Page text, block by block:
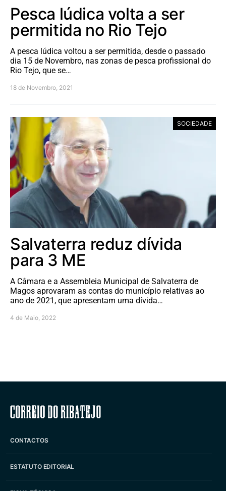
Pesca lúdica volta a ser
permitida no Rio Tejo
A pesca lúdica voltou a ser permitida, desde o passado
dia 15 de Novembro, nas zonas de pesca profissional do
Rio Tejo, que se…
18 de Novembro, 2021
SOCIEDADE
Salvaterra reduz dívida
para 3 ME
A Câmara e a Assembleia Municipal de Salvaterra de
Magos aprovaram as contas do município relativas ao
ano de 2021, que apresentam uma dívida…
4 de Maio, 2022
Correio do Ribatejo
CONTACTOS
ESTATUTO EDITORIAL